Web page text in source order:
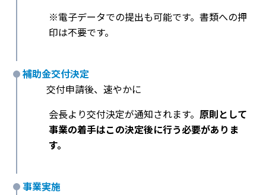
※電子データでの提出も可能です。書類への押
印は不要です。
補助金交付決定
交付申請後、速やかに
会長より交付決定が通知されます。 原則として
事業の着手はこの決定後に行う必要がありま
す。
事業実施